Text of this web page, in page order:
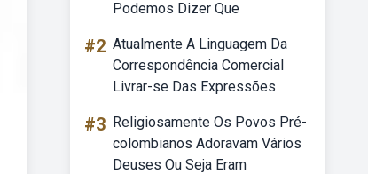
Podemos Dizer Que
#2 Atualmente A Linguagem Da
Correspondência Comercial
Livrar-se Das Expressões
#3 Religiosamente Os Povos Pré-
colombianos Adoravam Vários
Deuses Ou Seja Eram